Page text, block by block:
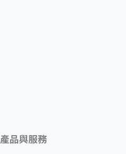
產品與服務